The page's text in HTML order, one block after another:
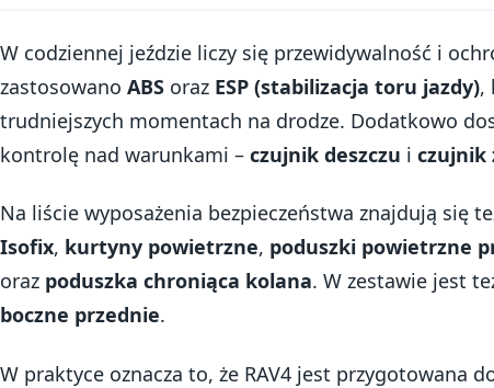
W codziennej jeździe liczy się przewidywalność i
zastosowano ABS oraz ESP (stabilizacja toru jazdy),
trudniejszych momentach na drodze. Dodatkowo
kontrolę nad warunkami – czujnik deszczu i czujnik
Na liście wyposażenia bezpieczeństwa znajdują się
Isofix, kurtyny powietrzne, poduszki powietrzne
oraz poduszka chroniąca kolana. W zestawie jest
boczne przednie.
W praktyce oznacza to, że RAV4 jest przygotowana